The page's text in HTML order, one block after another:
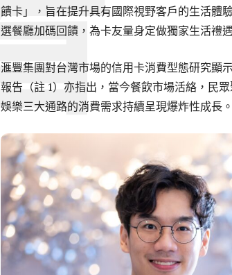
饋卡」，旨在提升具有國際視野客戶的生活體
選餐廳加碼回饋，為卡友量身定做獨家生活禮
滙豐集團對台灣市場的信用卡消費型態研究顯
報告（註 1）亦指出，當今餐飲市場活絡，民
娛樂三大通路的消費需求持續呈現爆炸性成長。